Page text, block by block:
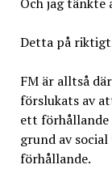
Och jag tänkte
Detta på
FM är alltså
förslukats av
ett
grund av
förhållande.